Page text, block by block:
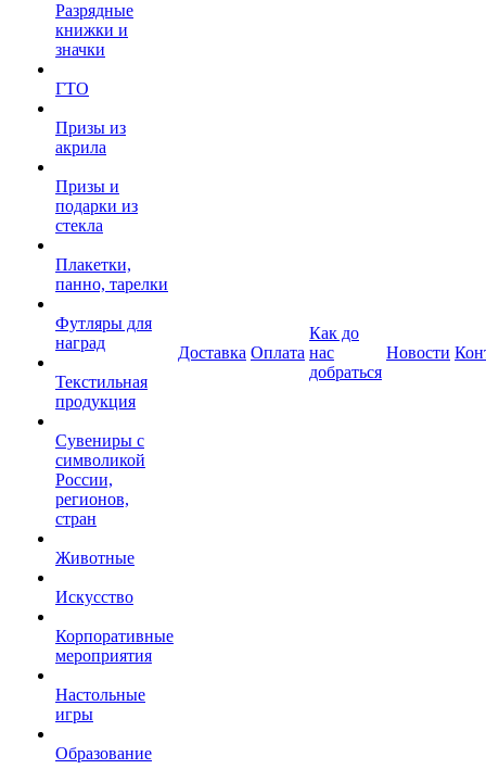
Разрядные
книжки и
значки
ГТО
Призы из
акрила
Призы и
подарки из
стекла
Плакетки,
панно, тарелки
Футляры для
наград
Текстильная
продукция
Сувениры с
символикой
России,
регионов,
стран
Животные
Искусство
Корпоративные
мероприятия
Настольные
игры
Образование
Доставка Оплата
Как до
нас
добраться
Новости